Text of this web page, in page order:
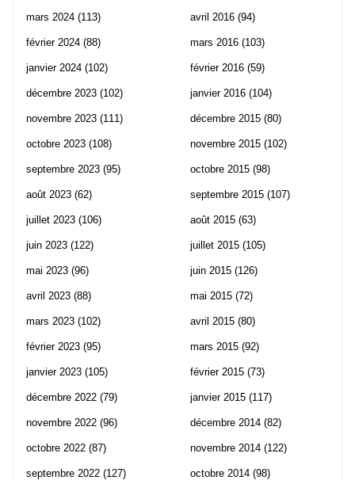
mars 2024 (113)
février 2024 (88)
janvier 2024 (102)
décembre 2023 (102)
novembre 2023 (111)
octobre 2023 (108)
septembre 2023 (95)
août 2023 (62)
juillet 2023 (106)
juin 2023 (122)
mai 2023 (96)
avril 2023 (88)
mars 2023 (102)
février 2023 (95)
janvier 2023 (105)
décembre 2022 (79)
novembre 2022 (96)
octobre 2022 (87)
septembre 2022 (127)
avril 2016 (94)
mars 2016 (103)
février 2016 (59)
janvier 2016 (104)
décembre 2015 (80)
novembre 2015 (102)
octobre 2015 (98)
septembre 2015 (107)
août 2015 (63)
juillet 2015 (105)
juin 2015 (126)
mai 2015 (72)
avril 2015 (80)
mars 2015 (92)
février 2015 (73)
janvier 2015 (117)
décembre 2014 (82)
novembre 2014 (122)
octobre 2014 (98)